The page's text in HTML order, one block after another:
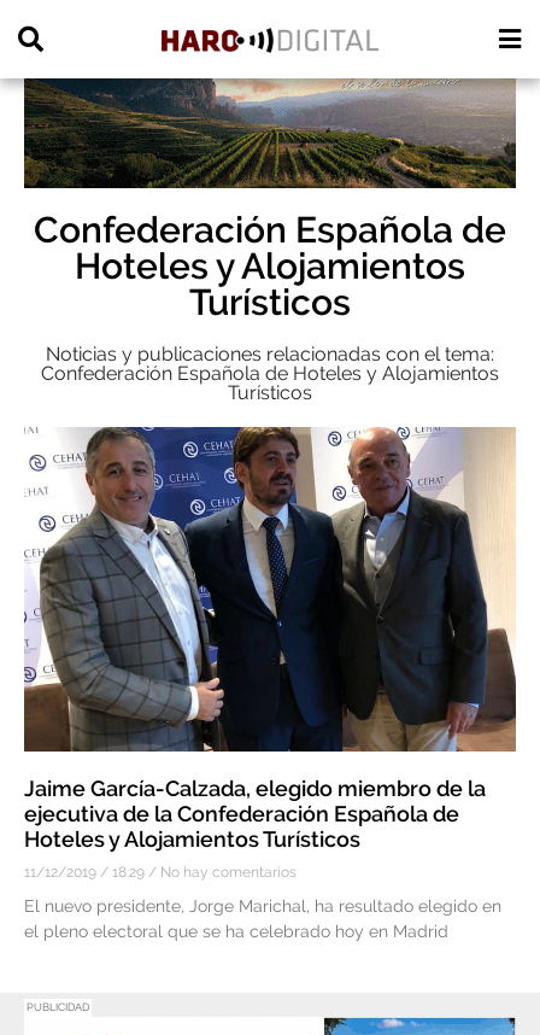
Confederación Española de
Hoteles y Alojamientos
Turísticos
Noticias y publicaciones relacionadas con el tema:
Confederación Española de Hoteles y Alojamientos
Turísticos
Jaime García-Calzada, elegido miembro de la
ejecutiva de la Confederación Española de
Hoteles y Alojamientos Turísticos
11/12/2019 18:29 No hay comentarios
El nuevo presidente, Jorge Marichal, ha resultado elegido en
el pleno electoral que se ha celebrado hoy en Madrid
PUBLICIDAD